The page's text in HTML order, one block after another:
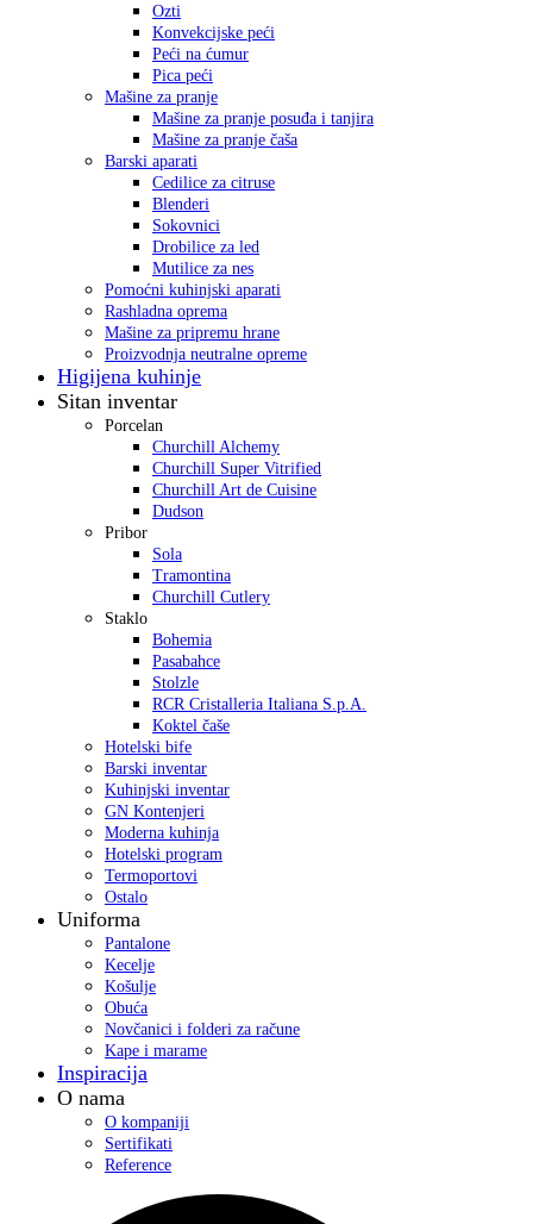
Ozti
Konvekcijske peći
Peći na ćumur
Pica peći
Mašine za pranje
Mašine za pranje posuđa i tanjira
Mašine za pranje čaša
Barski aparati
Cedilice za citruse
Blenderi
Sokovnici
Drobilice za led
Mutilice za nes
Pomoćni kuhinjski aparati
Rashladna oprema
Mašine za pripremu hrane
Proizvodnja neutralne opreme
Higijena kuhinje
Sitan inventar
Porcelan
Churchill Alchemy
Churchill Super Vitrified
Churchill Art de Cuisine
Dudson
Pribor
Sola
Tramontina
Churchill Cutlery
Staklo
Bohemia
Pasabahce
Stolzle
RCR Cristalleria Italiana S.p.A.
Koktel čaše
Hotelski bife
Barski inventar
Kuhinjski inventar
GN Kontenjeri
Moderna kuhinja
Hotelski program
Termoportovi
Ostalo
Uniforma
Pantalone
Kecelje
Košulje
Obuća
Novčanici i folderi za račune
Kape i marame
Inspiracija
O nama
O kompaniji
Sertifikati
Reference